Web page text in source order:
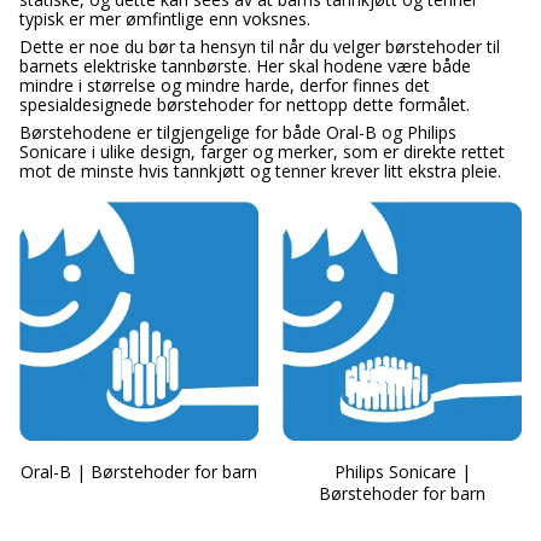
typisk er mer ømfintlige enn voksnes.
Dette er noe du bør ta hensyn til når du velger børstehoder til
barnets elektriske tannbørste. Her skal hodene være både
mindre i størrelse og mindre harde, derfor finnes det
spesialdesignede børstehoder for nettopp dette formålet.
Børstehodene er tilgjengelige for både Oral-B og Philips
Sonicare i ulike design, farger og merker, som er direkte rettet
mot de minste hvis tannkjøtt og tenner krever litt ekstra pleie.
Oral-B | Børstehoder for barn
Philips Sonicare |
Børstehoder for barn